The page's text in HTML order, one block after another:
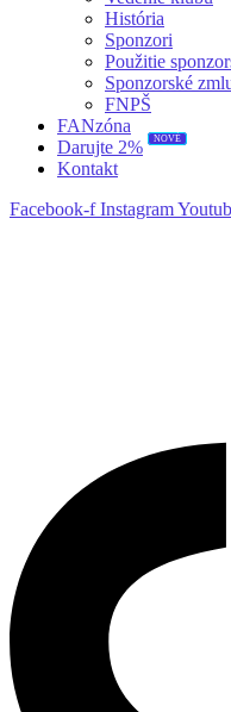
História
Sponzori
Použitie
Sponzorské
FNPŠ
FANzóna
Darujte 2%
NOVÉ
Kontakt
Facebook-f Instagram